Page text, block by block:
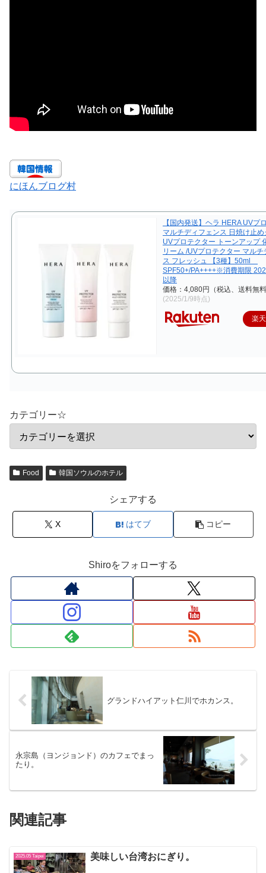
にほんブログ村
【国内発送】ヘラ HERA UVプ
マルチディフェンス 日焼け止め
UVプロテクター トーンアップ
リーム /UVプロテクター マルチ
ス フレッシュ 【3種】50ml
SPF50+/PA++++※消費期限
以降
価格：4,080円（税込、送料無
(2025/1/9時点)
楽
カテゴリー☆
Food 韓国ソウルのホテル
シェアする
X はてブ コピー
Shiroをフォローする
グランドハイアット仁川でホカンス。
永宗島（ヨンジョンド）のカフェでまっ
たり。
関連記事
2025.05 Taipei 美味しい台湾おにぎり。